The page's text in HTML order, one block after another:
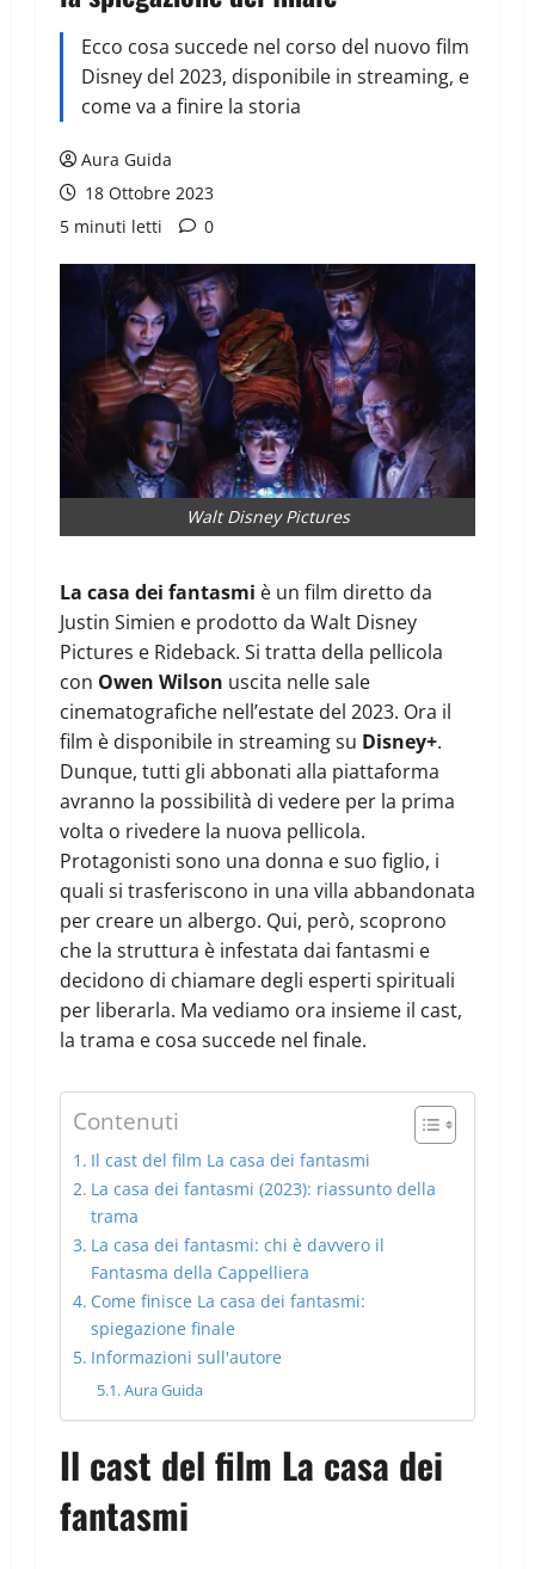
Ecco cosa succede nel corso del nuovo film
Disney del 2023, disponibile in streaming, e
come va a finire la storia
Aura Guida
18 Ottobre 2023
5 minuti letti
0
Walt Disney Pictures
La casa dei fantasmi è un film diretto da
Justin Simien e prodotto da Walt Disney
Pictures e Rideback. Si tratta della pellicola
con Owen Wilson uscita nelle sale
cinematografiche nell’estate del 2023. Ora il
film è disponibile in streaming su Disney+.
Dunque, tutti gli abbonati alla piattaforma
avranno la possibilità di vedere per la prima
volta o rivedere la nuova pellicola.
Protagonisti sono una donna e suo figlio, i
quali si trasferiscono in una villa abbandonata
per creare un albergo. Qui, però, scoprono
che la struttura è infestata dai fantasmi e
decidono di chiamare degli esperti spirituali
per liberarla. Ma vediamo ora insieme il cast,
la trama e cosa succede nel finale.
Contenuti
Il cast del film La casa dei fantasmi
La casa dei fantasmi (2023): riassunto della
trama
La casa dei fantasmi: chi è davvero il
Fantasma della Cappelliera
Come finisce La casa dei fantasmi:
spiegazione finale
Informazioni sull'autore
Aura Guida
Il cast del film La casa dei
fantasmi